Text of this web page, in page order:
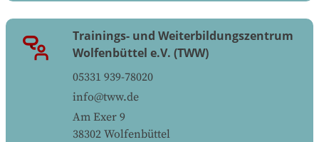
Trainings- und Weiterbildungszentrum
Wolfenbüttel e.V. (TWW)
05331 939-78020
info@tww.de
Am Exer 9
38302 Wolfenbüttel